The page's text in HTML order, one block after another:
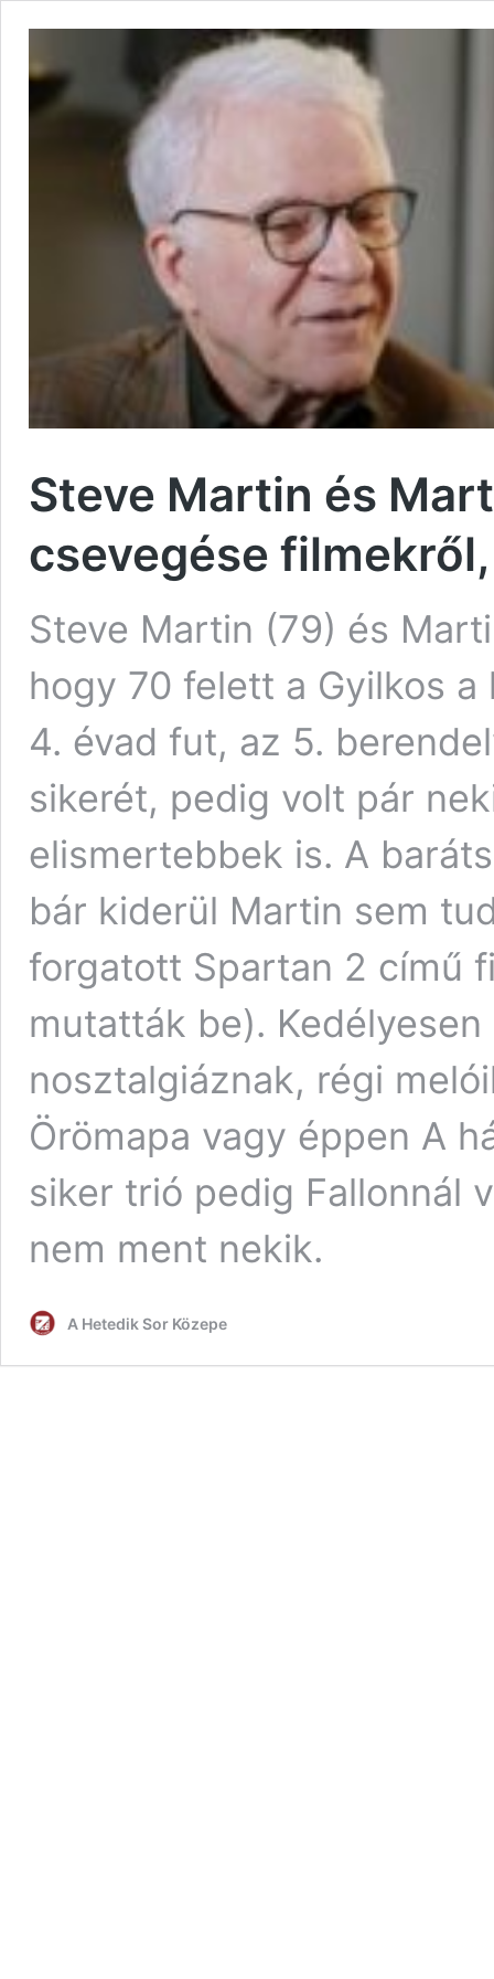
Steve Martin és
csevegése
Steve Martin (79) és
hogy 70 felett a Gyilkos
4. évad fut, az 5.
sikerét, pedig volt pár
elismertebbek is. A
bár kiderül Martin sem
forgatott Spartan 2 című
mutatták be).
nosztalgiáznak, régi
Örömapa vagy éppen A
siker trió pedig Fallonnál
nem ment nekik.
A Hetedik Sor Közepe